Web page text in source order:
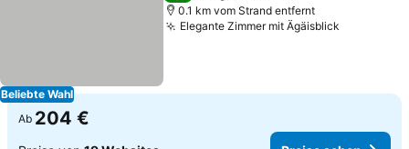
Beliebte Wahl
0.1 km vom Strand entfernt
Elegante Zimmer mit Ägäisblick
Ab 204 €